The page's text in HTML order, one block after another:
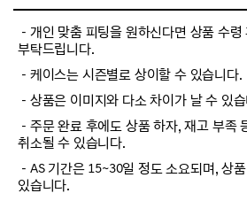
－개인 맞춤 피팅을 원하신다면 상품 수
부탁드립니다.
－케이스는 시즌별로 상이할 수 있습니다.
－상품은 이미지와 다소 차이가 날 수 있
－주문 완료 후에도 상품 하자, 재고 부족
취소될 수 있습니다.
－AS 기간은 15~30일 정도 소요되며, 상
있습니다.